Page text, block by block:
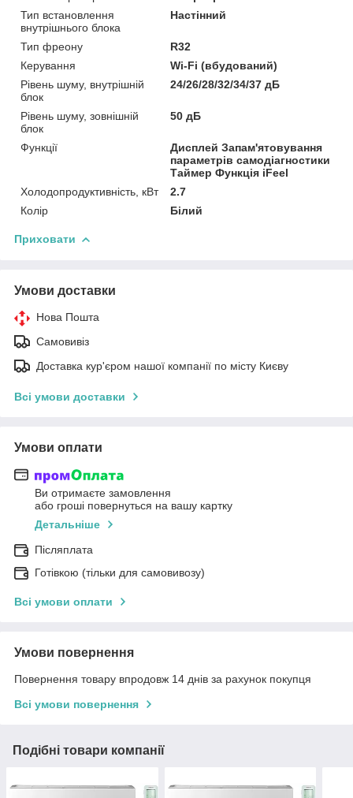
Тип встановлення
внутрішнього блока
Настінний
Тип фреону
R32
Керування
Wi-Fi (вбудований)
Рівень шуму, внутрішній
блок
24/26/28/32/34/37 дБ
Рівень шуму, зовнішній
блок
50 дБ
Функції
Дисплей Запам'ятовування
параметрів самодіагностики
Таймер Функція iFeel
Холодопродуктивність, кВт
2.7
Колір
Білий
Приховати
Умови доставки
Нова Пошта
Самовивіз
Доставка кур'єром нашої компанії по місту Києву
Всі умови доставки
Умови оплати
Ви отримаєте замовлення
або гроші повернуться на вашу картку
Детальніше
Післяплата
Готівкою (тільки для самовивозу)
Всі умови оплати
Умови повернення
Повернення товару впродовж 14 днів за рахунок покупця
Всі умови повернення
Подібні товари компанії